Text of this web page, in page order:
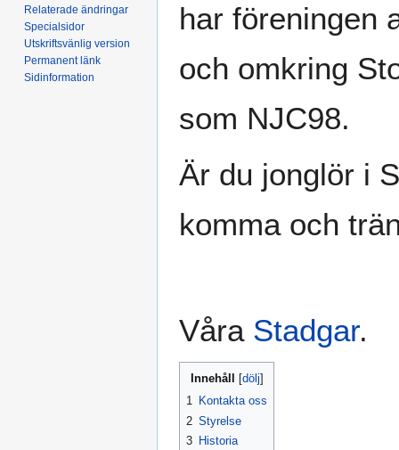
har föreningen
och omkring
som NJC98.
Är du jonglör i
komma och
Våra Stadgar.
Innehåll
1 Kontakta oss
2 Styrelse
3 Historia
Relaterade ändringar
Specialsidor
Utskriftsvänlig version
Permanent länk
Sidinformation